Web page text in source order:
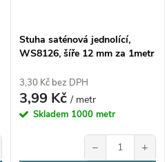
Stuha saténová jednolící,
WS8126, šíře 12 mm za 1metr
3,30 Kč bez DPH
3,99 Kč/ metr
Skladem 1000 metr
− +